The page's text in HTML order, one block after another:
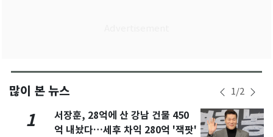
많이 본 뉴스 1/2
1
서장훈, 28억에 산 강남 건물 450
억 내놨다…세후 차익 280억 '잭팟'